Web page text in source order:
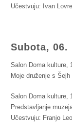
Učestvuju: Ivan
Subota,
Salon Doma kulture,
Moje druženje s
Salon Doma kulture,
Predstavljanje
Učestvuju: Franjo